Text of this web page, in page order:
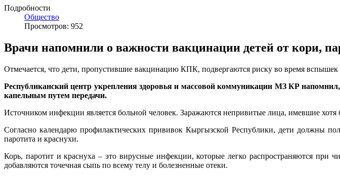
Подробности
Общество
Просмотров: 952
Врачи напомнили о важности вакцинации детей от кори,
Отмечается, что дети, пропустившие вакцинацию КПК, подвергаются риску во время вспышек
Республиканский центр укрепления здоровья и массовой коммуникации МЗ КР
капельным путем передачи.
Источником инфекции является больной человек. Заражаются непривитые лица, имевшие
Согласно календарю профилактических прививок Кыргызской Республики, дети должны
паротита и краснухи.
Корь, паротит и краснуха – это вирусные инфекции, которые легко распространяются
добавляются точечная сыпь по всему телу и болезненные отеки.